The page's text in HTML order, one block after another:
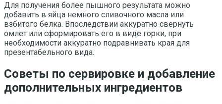
Для получения более пышного результата можно
добавить в яйца немного сливочного масла или
взбитого белка. Впоследствии аккуратно свернуть
омлет или сформировать его в виде горки, при
необходимости аккуратно подравнивать края для
презентабельного вида.
Советы по сервировке и добавление
дополнительных ингредиентов